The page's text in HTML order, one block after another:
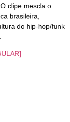
clipe mescla o
brasileira,
do hip-hop/funk